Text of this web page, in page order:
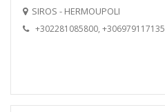
SIROS - HERMOUPOLI
+302281085800, +306979117135